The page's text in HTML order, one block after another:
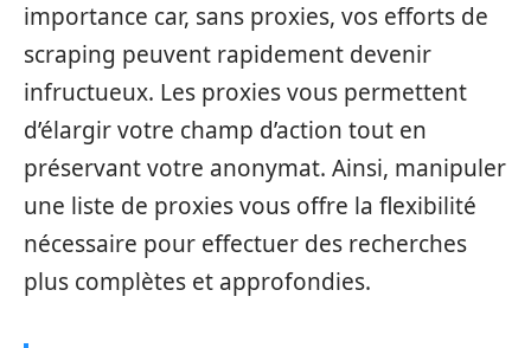
importance car, sans proxies, vos efforts de
scraping peuvent rapidement devenir
infructueux. Les proxies vous permettent
d’élargir votre champ d’action tout en
préservant votre anonymat. Ainsi, manipuler
une liste de proxies vous offre la flexibilité
nécessaire pour effectuer des recherches
plus complètes et approfondies.